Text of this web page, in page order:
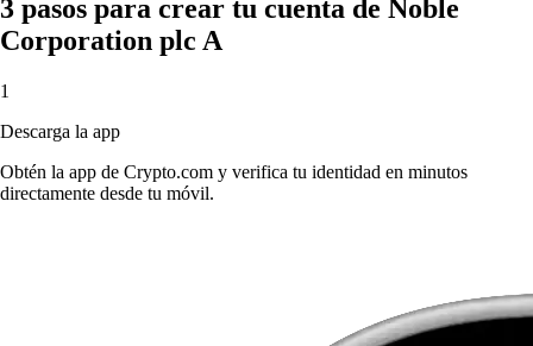
3 pasos para crear tu cuenta de Noble
Corporation plc A
1
Descarga la app
Obtén la app de Crypto.com y verifica tu identidad en minutos
directamente desde tu móvil.